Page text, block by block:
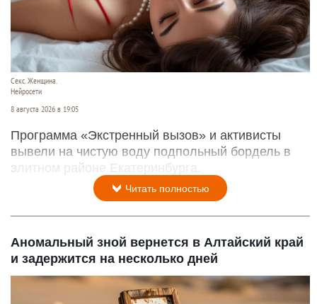
Секс. Женщина.
Нейросети
8 августа 2026 в 19:05
Программа «Экстренный вызов» и активисты
вывели на чистую воду подпольный бордель в
элитном районе Екатеринбурга.
Читать полностью
Аномальный зной вернется в Алтайский край
и задержится на несколько дней